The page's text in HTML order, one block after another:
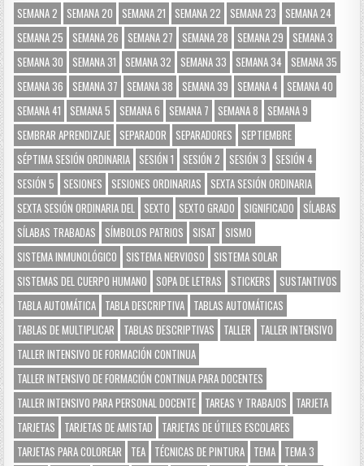
SEMANA 2
SEMANA 20 SEMANA 21 SEMANA 22 SEMANA 23
SEMANA 24
SEMANA 25
SEMANA 26 SEMANA 27 SEMANA 28 SEMANA 29
SEMANA 3
SEMANA 30
SEMANA 31 SEMANA 32 SEMANA 33 SEMANA 34
SEMANA 35
SEMANA 36
SEMANA 37 SEMANA 38 SEMANA 39 SEMANA 4
SEMANA 40
SEMANA 41
SEMANA 5 SEMANA 6 SEMANA 7 SEMANA 8
SEMANA 9
SEMBRAR APRENDIZAJE SEPARADOR SEPARADORES
SEPTIEMBRE
SÉPTIMA SESIÓN ORDINARIA SESIÓN 1 SESIÓN 2 SESIÓN 3
SESIÓN 4
SESIÓN 5
SESIONES SESIONES ORDINARIAS
SEXTA SESIÓN ORDINARIA
SEXTA SESIÓN ORDINARIA DEL
SEXTO SEXTO GRADO SIGNIFICADO
SÍLABAS
SÍLABAS TRABADAS
SÍMBOLOS PATRIOS SISAT
SISMO
SISTEMA INMUNOLÓGICO
SISTEMA NERVIOSO
SISTEMA SOLAR
SISTEMAS DEL CUERPO HUMANO
SOPA DE LETRAS STICKERS
SUSTANTIVOS
TABLA AUTOMÁTICA TABLA DESCRIPTIVA TABLAS AUTOMÁTICAS
TABLAS DE MULTIPLICAR
TABLAS DESCRIPTIVAS TALLER
TALLER INTENSIVO
TALLER INTENSIVO DE FORMACIÓN CONTINUA
TALLER INTENSIVO DE FORMACIÓN CONTINUA PARA DOCENTES
TALLER INTENSIVO PARA PERSONAL DOCENTE TAREAS Y TRABAJOS
TARJETA
TARJETAS
TARJETAS DE AMISTAD
TARJETAS DE ÚTILES ESCOLARES
TARJETAS PARA COLOREAR
TEA TÉCNICAS DE PINTURA TEMA TEMA 3